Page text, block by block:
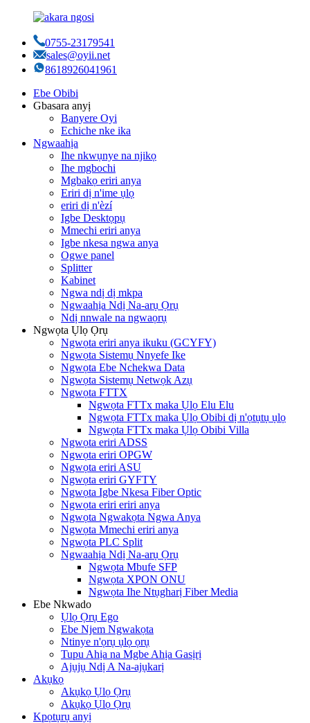
0755-23179541
sales@oyii.net
8618926041961
Ebe Obibi
Gbasara anyị
Banyere Oyi
Echiche nke ika
Ngwaahịa
Ihe nkwụnye na njikọ
Ihe mgbochi
Mgbakọ eriri anya
Eriri dị n'ime ụlọ
eriri dị n'èzí
Igbe Desktọpụ
Mmechi eriri anya
Igbe nkesa ngwa anya
Ogwe panel
Splitter
Kabinet
Ngwa ndị dị mkpa
Ngwaahịa Ndị Na-arụ Ọrụ
Ndị nnwale na ngwaọrụ
Ngwọta Ụlọ Ọrụ
Ngwọta eriri anya ikuku (GCYFY)
Ngwọta Sistemụ Nnyefe Ike
Ngwọta Ebe Nchekwa Data
Ngwọta Sistemụ Netwọk Azụ
Ngwọta FTTX
Ngwọta FTTx maka Ụlọ Elu Elu
Ngwọta FTTx maka Ụlọ Obibi dị n'ọtụtụ ụlọ
Ngwọta FTTx maka Ụlọ Obibi Villa
Ngwọta eriri ADSS
Ngwọta eriri OPGW
Ngwọta eriri ASU
Ngwọta eriri GYFTY
Ngwọta Igbe Nkesa Fiber Optic
Ngwọta eriri eriri anya
Ngwọta Ngwakọta Ngwa Anya
Ngwọta Mmechi eriri anya
Ngwọta PLC Split
Ngwaahịa Ndị Na-arụ Ọrụ
Ngwọta Mbufe SFP
Ngwọta XPON ONU
Ngwọta Ihe Ntụgharị Fiber Media
Ebe Nkwado
Ụlọ Ọrụ Ego
Ebe Njem Ngwakọta
Ntinye n'ọrụ ụlọ ọrụ
Tupu Ahịa na Mgbe Ahịa Gasịrị
Ajụjụ Ndị A Na-ajụkarị
Akụkọ
Akụkọ Ụlọ Ọrụ
Akụkọ Ụlọ Ọrụ
Kpọtụrụ anyị